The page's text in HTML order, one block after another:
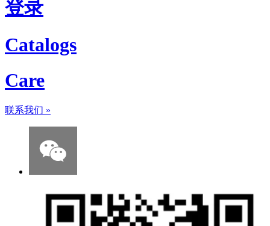
登录
Catalogs
Care
联系我们 »